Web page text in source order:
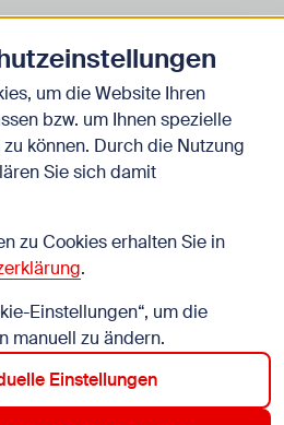
im Bereich “Kinder”
23. Liesing
um die Website Ihren
bzw. um Ihnen spezielle
können. Durch die Nutzung
Sie sich damit
zu Cookies erhalten Sie in
.
Einstellungen“, um die
manuell zu ändern.
Einstellungen